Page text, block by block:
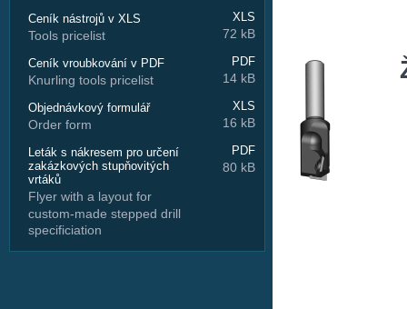
Ceník nástrojů v XLS
Tools pricelist
XLS
72 kB
Ceník vroubkování v PDF
Knurling tools pricelist
PDF
14 kB
Objednávkový formulář
Order form
XLS
16 kB
Leták s nákresem pro určení
zakázkových stupňovitých
vrtáků
Flyer with a layout for
custom-made stepped drill
specificiation
PDF
80 kB